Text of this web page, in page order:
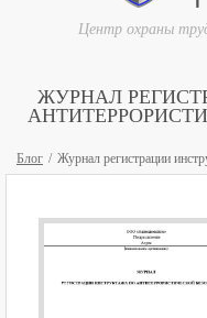
Центр охраны
ЖУРНАЛ
Блог Журнал регистрации